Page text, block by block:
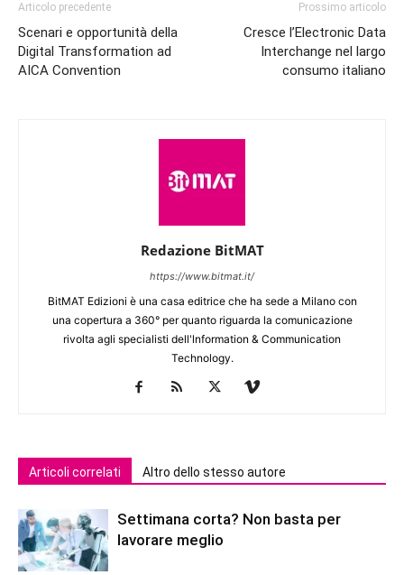
Articolo precedente
Scenari e opportunità della
Digital Transformation ad
AICA Convention
Prossimo articolo
Cresce l’Electronic Data
Interchange nel largo
consumo italiano
Redazione BitMAT
https://www.bitmat.it/
BitMAT Edizioni è una casa editrice che ha sede a Milano con
una copertura a 360° per quanto riguarda la comunicazione
rivolta agli specialisti dell'lnformation & Communication
Technology.
Articoli correlati Altro dello stesso autore
Settimana corta? Non basta per
lavorare meglio